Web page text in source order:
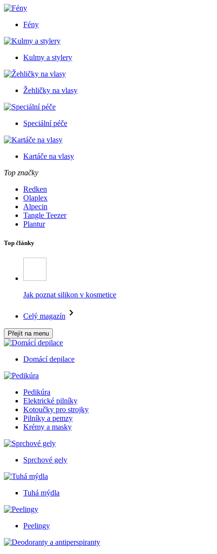
Fény
Kulmy a stylery
Žehličky na vlasy
Speciální péče
Kartáče na vlasy
Top značky
Redken
Olaplex
Alpecin
Tangle Teezer
Plantur
Top články
Jak poznat silikon v kosmetice
Celý magazín
Přejít na menu
Domácí depilace
Pedikúra
Elektrické pilníky
Kotoučky pro strojky
Pilníky a pemzy
Krémy a masky
Sprchové gely
Tuhá mýdla
Peelingy